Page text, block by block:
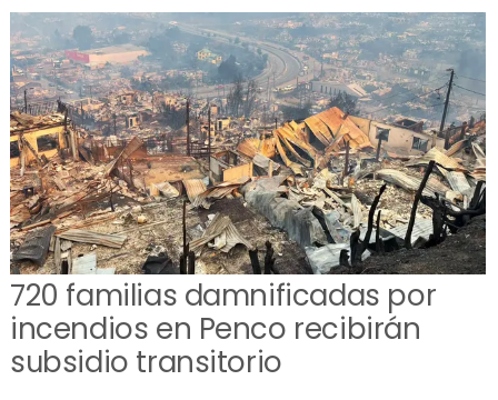
720 familias damnificadas por
incendios en Penco recibirán
subsidio transitorio